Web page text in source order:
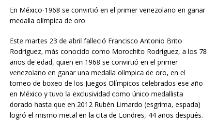
En México-1968 se convirtió en el primer venezolano en ganar
medalla olímpica de oro
Este martes 23 de abril falleció Francisco Antonio Brito
Rodríguez, más conocido como Morochito Rodríguez, a los 78
años de edad, quien en 1968 se convirtió en el primer
venezolano en ganar una medalla olímpica de oro, en el
torneo de boxeo de los Juegos Olímpicos celebrados ese año
en México y tuvo la exclusividad como único medallista
dorado hasta que en 2012 Rubén Limardo (esgrima, espada)
logró el mismo metal en la cita de Londres, 44 años después.